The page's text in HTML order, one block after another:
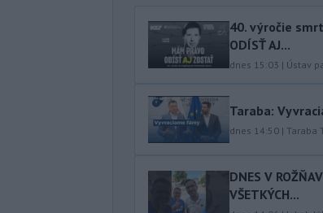
40.⁠ ⁠výročie
ODÍSŤ AJ...
dnes 15:03 | Ústav
Taraba:
dnes 14:50 | Taraba
DNES V
VŠETKÝCH...